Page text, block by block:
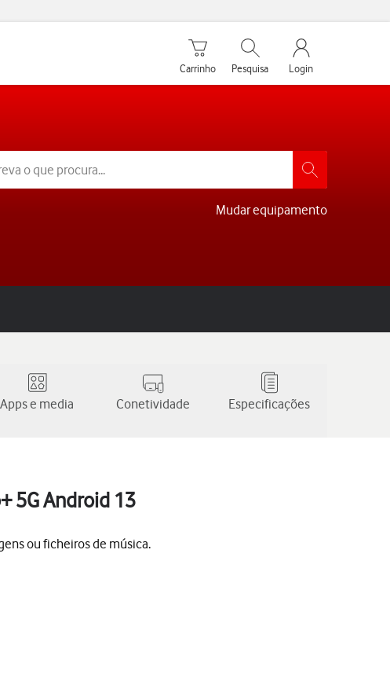
Carrinho de compras
Carrinho
Pesquisar
Pesquisa
My Vodafone
Login
Mudar equipamento
Apps e media Conetividade Especificações
5G Android 13
ou ficheiros de música.